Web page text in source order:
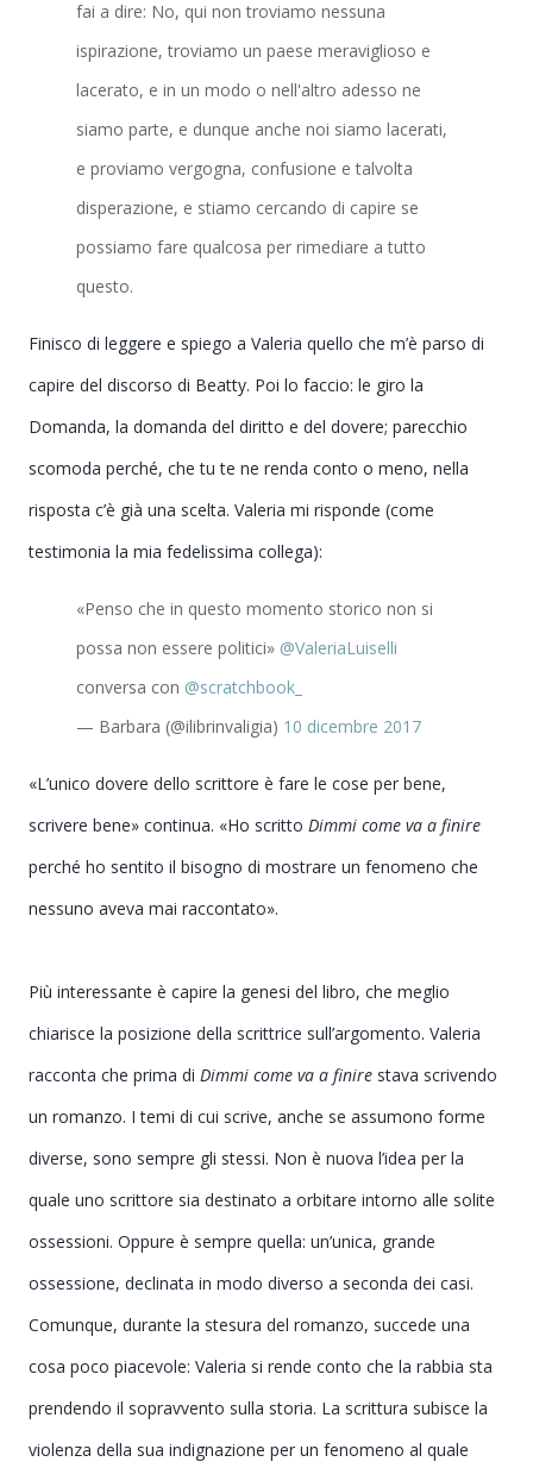
fai a dire: No, qui non troviamo nessuna
ispirazione, troviamo un paese meraviglioso e
lacerato, e in un modo o nell'altro adesso ne
siamo parte, e dunque anche noi siamo lacerati,
e proviamo vergogna, confusione e talvolta
disperazione, e stiamo cercando di capire se
possiamo fare qualcosa per rimediare a tutto
questo.
Finisco di leggere e spiego a Valeria quello che m’è parso di
capire del discorso di Beatty. Poi lo faccio: le giro la
Domanda, la domanda del diritto e del dovere; parecchio
scomoda perché, che tu te ne renda conto o meno, nella
risposta c’è già una scelta. Valeria mi risponde (come
testimonia la mia fedelissima collega):
«Penso che in questo momento storico non si
possa non essere politici» @ValeriaLuiselli
conversa con @scratchbook_
— Barbara (@ilibrinvaligia) 10 dicembre 2017
«L’unico dovere dello scrittore è fare le cose per bene,
scrivere bene» continua. «Ho scritto Dimmi come va a finire
perché ho sentito il bisogno di mostrare un fenomeno che
nessuno aveva mai raccontato».
Più interessante è capire la genesi del libro, che meglio
chiarisce la posizione della scrittrice sull’argomento. Valeria
racconta che prima di Dimmi come va a finire stava scrivendo
un romanzo. I temi di cui scrive, anche se assumono forme
diverse, sono sempre gli stessi. Non è nuova l’idea per la
quale uno scrittore sia destinato a orbitare intorno alle solite
ossessioni. Oppure è sempre quella: un’unica, grande
ossessione, declinata in modo diverso a seconda dei casi.
Comunque, durante la stesura del romanzo, succede una
cosa poco piacevole: Valeria si rende conto che la rabbia sta
prendendo il sopravvento sulla storia. La scrittura subisce la
violenza della sua indignazione per un fenomeno al quale